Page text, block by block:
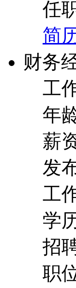
任
简
财务
工
年
薪
发
工
学
招
职